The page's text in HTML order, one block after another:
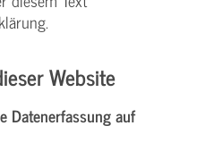
Website
Datenerfassung auf